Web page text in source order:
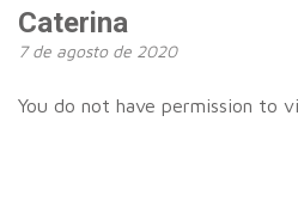
Caterina
7 de agosto de 2020
You do not have permission to